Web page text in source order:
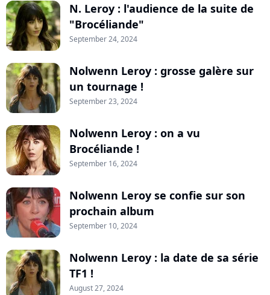
N. Leroy : l'audience de la suite de
"Brocéliande"
September 24, 2024
Nolwenn Leroy : grosse galère sur
un tournage !
September 23, 2024
Nolwenn Leroy : on a vu
Brocéliande !
September 16, 2024
Nolwenn Leroy se confie sur son
prochain album
September 10, 2024
Nolwenn Leroy : la date de sa série
TF1 !
August 27, 2024